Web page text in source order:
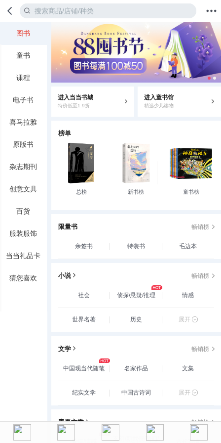
值得买 我的当当
图书
童书
课程
电子书
喜马拉雅
原版书
杂志期刊
创意文具
百货
服装服饰
当当礼品卡
猜您喜欢
进入当当书城
特价低至1.9折
进入童书馆
精选少儿读物
榜单
总榜 新书榜 童书榜
限量书 畅销榜
亲签书 特装书 毛边本
小说 畅销榜
社会 侦探/悬疑/推理 情感
世界名著 历史 展开
文学 畅销榜
中国现当代随笔 名家作品 文集
纪实文学 中国古诗词 展开
青春文学 畅销榜
玄幻/新武侠/魔幻/